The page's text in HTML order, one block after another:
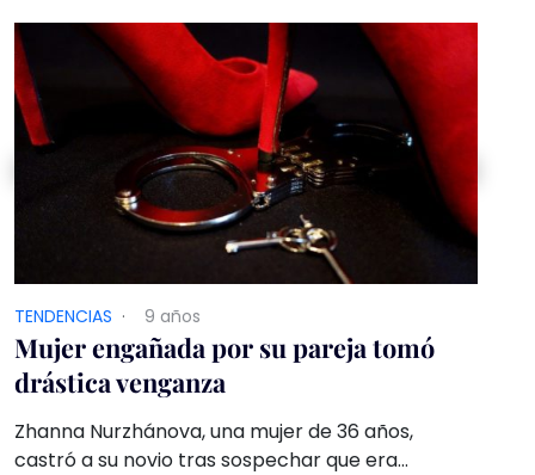
TENDENCIAS · 9 años
Mujer engañada por su pareja tomó
drástica venganza
Zhanna Nurzhánova, una mujer de 36 años,
castró a su novio tras sospechar que era